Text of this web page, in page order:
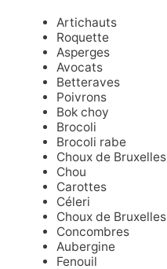
Artichauts
Roquette
Asperges
Avocats
Betteraves
Poivrons
Bok choy
Brocoli
Brocoli rabe
Choux de Bruxelles
Chou
Carottes
Céleri
Choux de Bruxelles
Concombres
Aubergine
Fenouil